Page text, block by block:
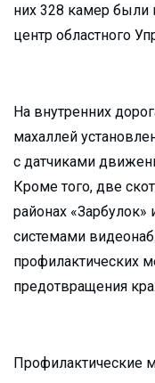
них 328 камер были
центр областного
На внутренних
махаллей
с датчиками
Кроме того, две
районах
системами
профилактических
предотвращения
Профилактические